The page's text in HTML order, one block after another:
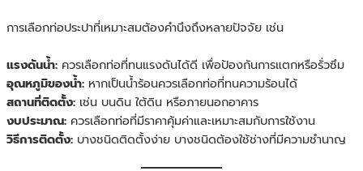
การเลือกท่อประปาที่เหมาะสมต้องคำนึงถึงหลายปัจจัย เช่น
แรงดันน้ำ:ควรเลือกท่อที่ทนแรงดันได้ดี เพื่อป้องกันการแตกหรือรั่วซึม
อุณหภูมิของน้ำ:หากเป็นน้ำร้อนควรเลือกท่อที่ทนความร้อนได้
สถานที่ติดตั้ง:เช่น บนดิน ใต้ดิน หรือภายนอกอาคาร
งบประมาณ:ควรเลือกท่อที่มีราคาคุ้มค่าและเหมาะสมกับการใช้งาน
วิธีการติดตั้ง:บางชนิดติดตั้งง่าย บางชนิดต้องใช้ช่างที่มีความชำนาญ